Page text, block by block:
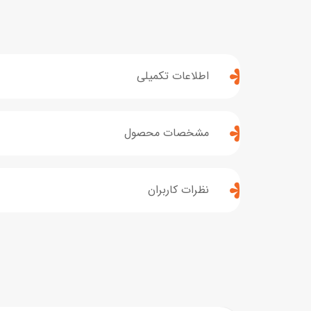
اطلاعات تکمیلی
مشخصات محصول
نظرات کاربران